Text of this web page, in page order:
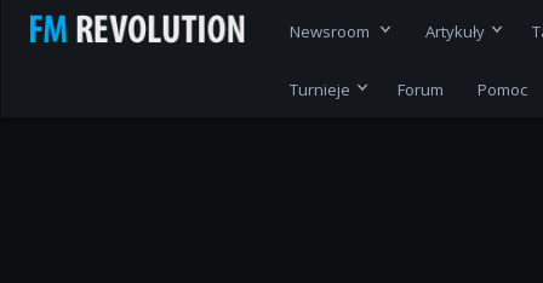
Newsroom Artykuły
Turnieje Forum Pomoc